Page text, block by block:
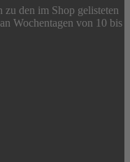
zu den im Shop gelisteten
Wochentagen von 10 bis